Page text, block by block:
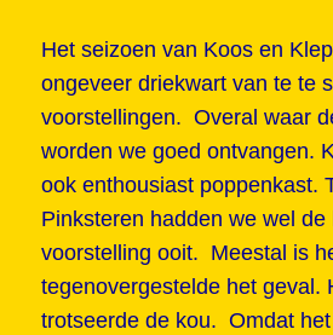
Het seizoen van Koos en
ongeveer driekwart van te te
voorstellingen. Overal waar
worden we goed ontvangen.
ook enthousiast poppenkast.
Pinksteren hadden we wel de
voorstelling ooit. Meestal is
tegenovergestelde het geval.
trotseerde de kou. Omdat